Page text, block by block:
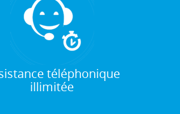
téléphonique
illimitée